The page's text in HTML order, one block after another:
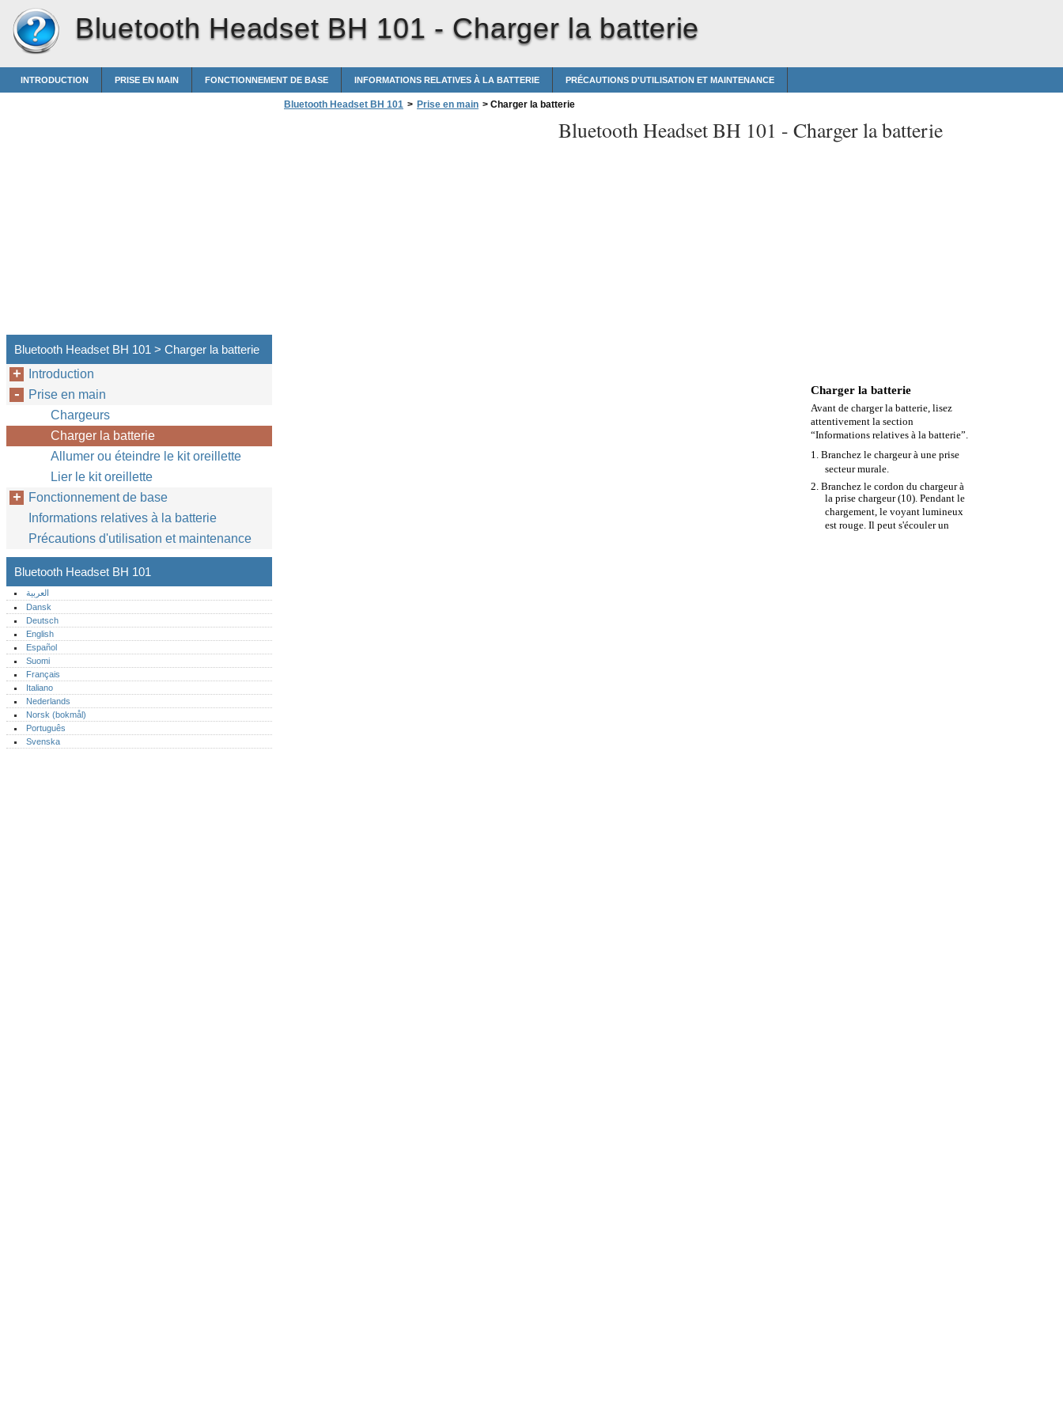
Bluetooth Headset BH 101 -Charger la batterie
INTRODUCTION PRISE EN MAIN FONCTIONNEMENT DE BASE INFORMATIONS RELATIVES À LA BATTERIE PRÉCAUTIONS D'UTILISATION ET MAINTENANCE
Bluetooth Headset BH 101 > Prise en main > Charger la batterie
Bluetooth Headset BH 101 - Charger la batterie
Charger la batterie
Avant de charger la batterie, lisez
attentivement la section
“Informations relatives à la batterie”.
1. Branchez le chargeur à une prise
secteur murale.
2. Branchez le cordon du chargeur à
la prise chargeur (10). Pendant le
chargement, le voyant lumineux
est rouge. Il peut s'écouler un
Bluetooth Headset BH 101 > Charger la batterie
Introduction
Prise en main
Chargeurs
Charger la batterie
Allumer ou éteindre le kit oreillette
Lier le kit oreillette
Fonctionnement de base
Informations relatives à la batterie
Précautions d'utilisation et maintenance
Bluetooth Headset BH 101
العربية
Dansk
Deutsch
English
Español
Suomi
Français
Italiano
Nederlands
Norsk (bokmål)‎
Português‎
Svenska